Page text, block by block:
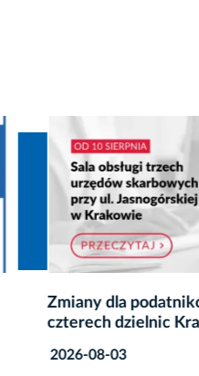
Zmiany dla podatników z
czterech dzielnic Krakowa
2026-08-03